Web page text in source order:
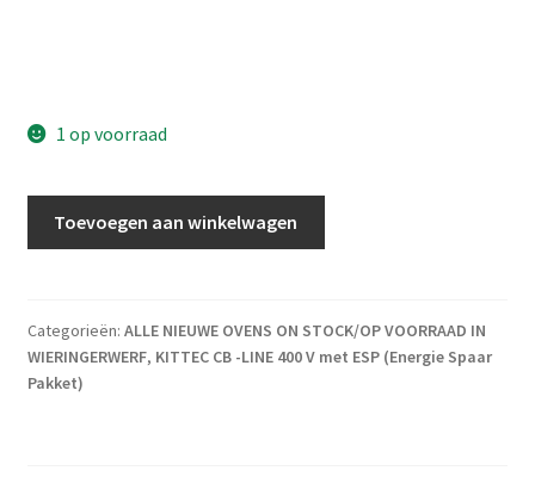
1 op voorraad
Toevoegen aan winkelwagen
Categorieën: ALLE NIEUWE OVENS ON STOCK/OP VOORRAAD IN
WIERINGERWERF, KITTEC CB -LINE 400 V met ESP (Energie Spaar
Pakket)